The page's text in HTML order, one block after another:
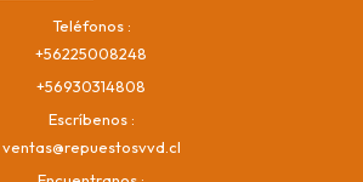
Teléfonos
+56225008248
+56930314808
Escríbenos
ventas@repuestosvvd.cl